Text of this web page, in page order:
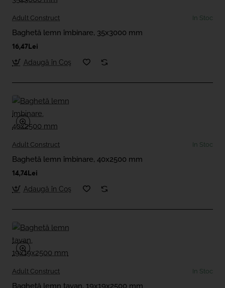
Adult Construct In Stoc
Baghetă lemn îmbinare, 35x3000 mm
16,47Lei
Adaugă în Coş
Adult Construct In Stoc
Baghetă lemn îmbinare, 40x2500 mm
14,74Lei
Adaugă în Coş
Adult Construct In Stoc
Baghetă lemn tavan, 19x19x2500 mm